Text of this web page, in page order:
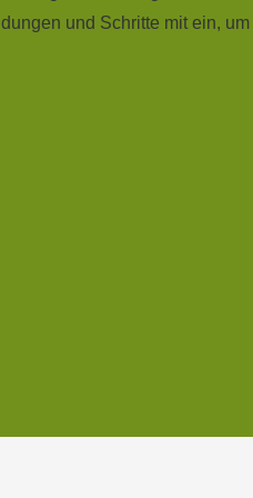
und Schritte mit ein,